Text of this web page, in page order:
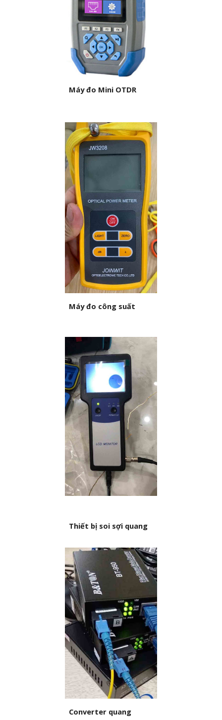
Máy đo Mini OTDR
Máy đo công suất
Thiết bị soi sợi quang
Converter quang